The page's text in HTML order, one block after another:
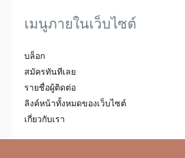
เมนูภายในเว็บไซต์
บล็อก
สมัครทันทีเลย
รายชื่อผู้ติดต่อ
ลิงค์หน้าทั้งหมดของเว็บไซต์
เกี่ยวกับเรา